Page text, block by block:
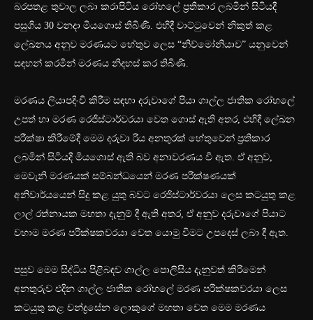
බරපතළ තුවාල ලබා කරාපිටිය රෝහලේ ප්‍රතිකාර ලබමින් සිටියදී
පසුගිය 30 වනදා මියගොස් තිබිණි. එහිදී වාට්ටුවෙන් නිකුත් කළ
ලේඛනය අනුව මරණයට හේතුව ලෙස “නිව්මෝනියාව” යනුවෙන්
සඳහන් කරමින් මරණය නිදහස් කර තිබිණි.
මරණය ලියාපදිංචි කිරීම සඳහා දරුවාගේ පියා ගාල්ල ජාතික රෝහලේ
උපත් හා මරණ රෙජිස්ටාර්වරයා වෙත ගොස් ඇති අතර, එහිදී ලේඛන
පරීක්ෂා කිරීමේදී මෙම දරුවා රිය අනතුරක් හේතුවෙන් ප්‍රතිකාර
ලබමින් සිටියදී මියගොස් ඇති බව අනාවරණය වී ඇත. ඒ අනුව,
මෙවැනි මරණයක් සම්බන්ධයෙන් මරණ පරීක්ෂණයක්
අනිවාර්යයෙන් සිදු කළ යුතු බවට රෙජිස්ටාර්වරයා ලෙස කටයුතු කළ
ලාල් රත්නායක මහතා දැනුම් දී ඇති අතර, ඒ අනුව දරුවාගේ පියාට
වහාම මරණ පරීක්ෂකවරයා වෙත යොමු වීමට උපදෙස් ලබා දී ඇත.
පසුව මෙම සිද්ධිය පිළිබඳව ගාල්ල පොලිසිය දැනුවත් කිරීමෙන්
අනතුරුව එදින ගාල්ල ජාතික රෝහලේ මරණ පරීක්ෂකවරයා ලෙස
කටයුතු කළ චන්ද්‍රසේන ලොකුගේ මහතා වෙත මෙම මරණය